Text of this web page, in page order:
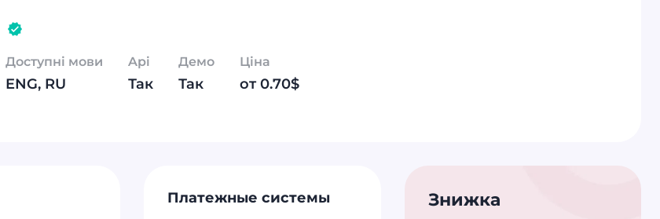
Доступні мови
ENG, RU
Api
Так
Демо
Так
Ціна
от 0.70$
Платежные системы Знижка